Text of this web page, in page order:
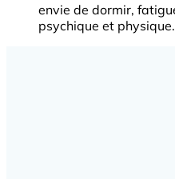
envie de dormir,
psychique et